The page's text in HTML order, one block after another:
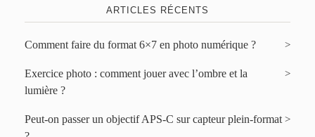
ARTICLES RÉCENTS
Comment faire du format 6×7 en photo numérique ?
Exercice photo : comment jouer avec l’ombre et la
lumière ?
Peut-on passer un objectif APS-C sur capteur plein-format